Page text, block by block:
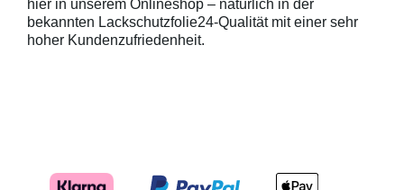
hier in unserem Onlineshop – natürlich in der
bekannten Lackschutzfolie24-Qualität mit einer sehr
hoher Kundenzufriedenheit.